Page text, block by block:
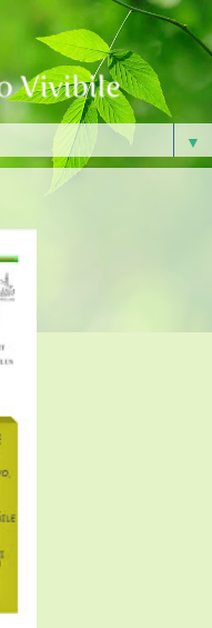
▼